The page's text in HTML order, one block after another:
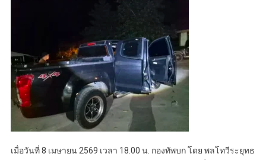
เมื่อวันที่ 8 เมษายน 2569 เวลา 18.00 น. กองทัพบก โดย พลโทวีระยุทธ